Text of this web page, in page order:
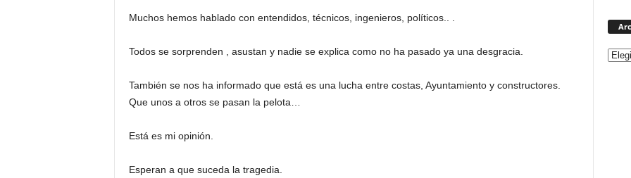
Muchos hemos hablado con entendidos, técnicos, ingenieros, políticos.. .
Todos se sorprenden , asustan y nadie se explica como no ha pasado ya una desgracia.
También se nos ha informado que está es una lucha entre costas, Ayuntamiento y constructores.
Que unos a otros se pasan la pelota…
Está es mi opinión.
Esperan a que suceda la tragedia.